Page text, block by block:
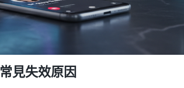
見失效原因